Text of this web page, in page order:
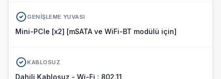
GENIŞLEME YUVASI
Mini-PCIe [x2] [mSATA ve WiFi-BT modülü için]
KABLOSUZ
Dahili Kablosuz - Wi-Fi : 802.11